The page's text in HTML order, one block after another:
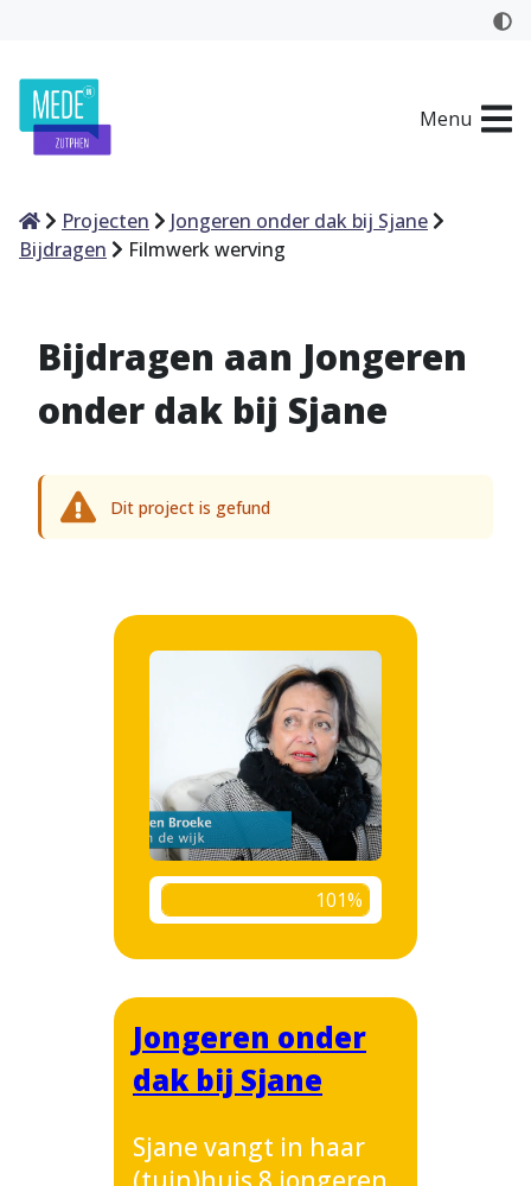
Menu
HomeProjecten
Jongeren onder dak bij Sjane
Bijdragen
Filmwerk werving
Bijdragen aan Jongeren
onder dak bij Sjane
Dit project is gefund
101%
Jongeren onder
dak bij Sjane
Sjane vangt in haar